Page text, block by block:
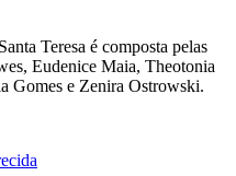
Teresa é composta pelas
Eudenice Maia, Theotonia
Gomes e Zenira Ostrowski.